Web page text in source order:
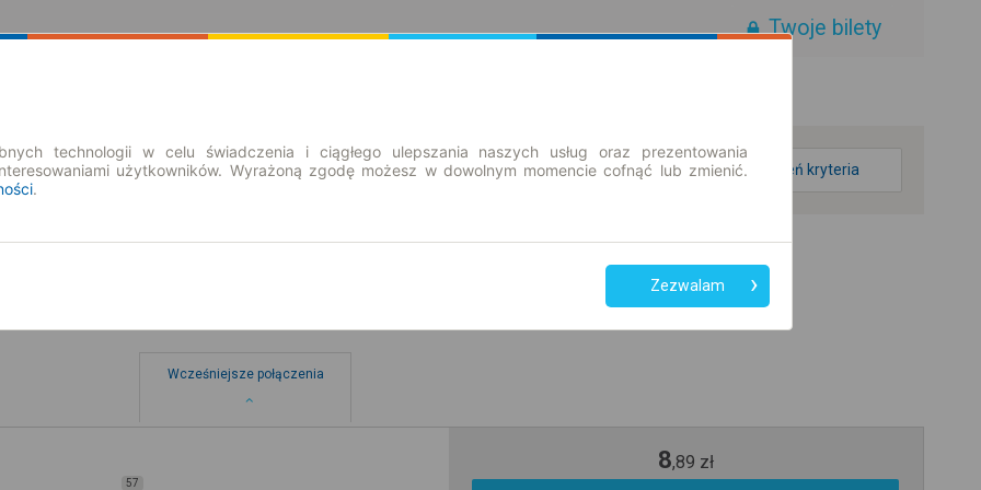
Twoje bilety
zmień kryteria
Wcześniejsze połączenia
57
8,89 zł
technologii w celu świadczenia i ciągłego ulepszania naszych usług oraz prezentowania
użytkowników. Wyrażoną zgodę możesz w dowolnym momencie cofnąć lub zmienić.
.
Zezwalam